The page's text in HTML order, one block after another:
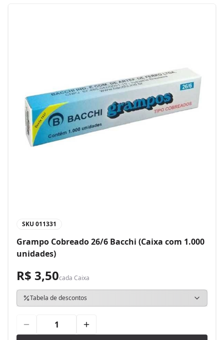
SKU 011331
Grampo Cobreado 26/6 Bacchi (Caixa com 1.000
unidades)
R$ 3,50cada Caixa
Tabela de descontos